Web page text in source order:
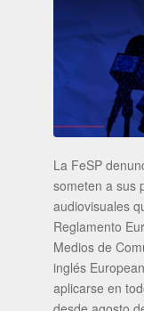
La FeSP
someten a sus
audiovisuales
Reglamento
Medios de
inglés
aplicarse en